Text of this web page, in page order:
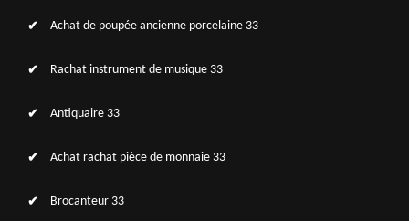
Achat de poupée ancienne porcelaine 33
Rachat instrument de musique 33
Antiquaire 33
Achat rachat pièce de monnaie 33
Brocanteur 33